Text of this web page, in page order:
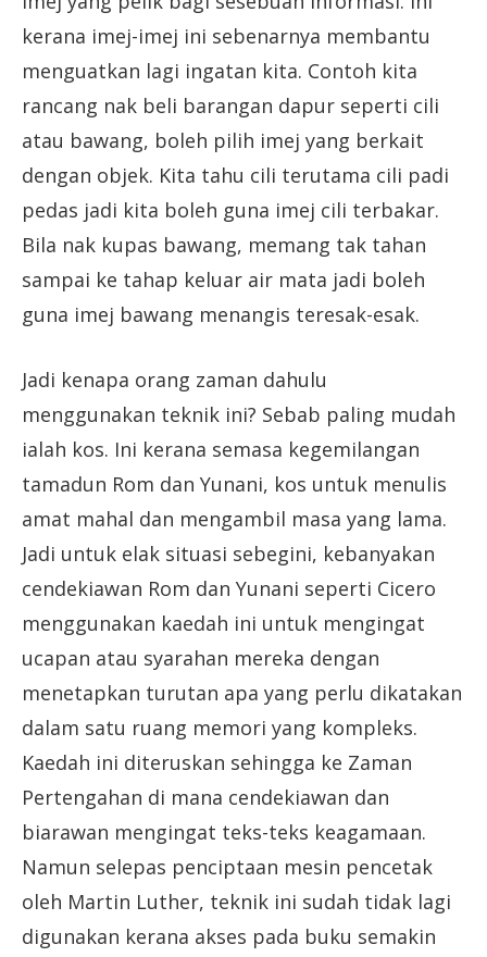
kerana imej-imej ini sebenarnya membantu
menguatkan lagi ingatan kita. Contoh kita
rancang nak beli barangan dapur seperti cili
atau bawang, boleh pilih imej yang berkait
dengan objek. Kita tahu cili terutama cili padi
pedas jadi kita boleh guna imej cili terbakar.
Bila nak kupas bawang, memang tak tahan
sampai ke tahap keluar air mata jadi boleh
guna imej bawang menangis teresak-esak.
Jadi kenapa orang zaman dahulu
menggunakan teknik ini? Sebab paling mudah
ialah kos. Ini kerana semasa kegemilangan
tamadun Rom dan Yunani, kos untuk menulis
amat mahal dan mengambil masa yang lama.
Jadi untuk elak situasi sebegini, kebanyakan
cendekiawan Rom dan Yunani seperti Cicero
menggunakan kaedah ini untuk mengingat
ucapan atau syarahan mereka dengan
menetapkan turutan apa yang perlu dikatakan
dalam satu ruang memori yang kompleks.
Kaedah ini diteruskan sehingga ke Zaman
Pertengahan di mana cendekiawan dan
biarawan mengingat teks-teks keagamaan.
Namun selepas penciptaan mesin pencetak
oleh Martin Luther, teknik ini sudah tidak lagi
digunakan kerana akses pada buku semakin